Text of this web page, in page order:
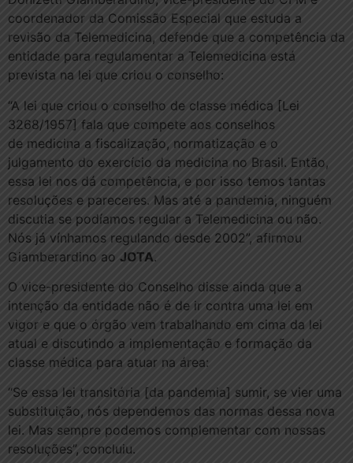
coordenador da Comissão Especial que estuda a
revisão da Telemedicina, defende que a competência da
entidade para regulamentar a Telemedicina está
prevista na lei que criou o conselho:
“A lei que criou o conselho de classe médica [Lei
3268/1957] fala que compete aos conselhos
de medicina a fiscalização, normatização e o
julgamento do exercício da medicina no Brasil. Então,
essa lei nos dá competência, e por isso temos tantas
resoluções e pareceres. Mas até a pandemia, ninguém
discutia se podíamos regular a Telemedicina ou não.
Nós já vínhamos regulando desde 2002”, afirmou
Giamberardino ao JOTA.
O vice-presidente do Conselho disse ainda que a
intenção da entidade não é de ir contra uma lei em
vigor e que o órgão vem trabalhando em cima da lei
atual e discutindo a implementação e formação da
classe médica para atuar na área:
“Se essa lei transitória [da pandemia] sumir, se vier uma
substituição, nós dependemos das normas dessa nova
lei. Mas sempre podemos complementar com nossas
resoluções”, concluiu.